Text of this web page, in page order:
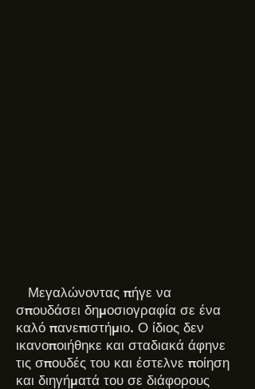
Μεγαλώνοντας πήγε να
σπουδάσει δημοσιογραφία σε ένα
καλό πανεπιστήμιο. Ο ίδιος δεν
ικανοποιήθηκε και σταδιακά άφηνε
τις σπουδές του και έστελνε ποίηση
και διηγήματά του σε διάφορους